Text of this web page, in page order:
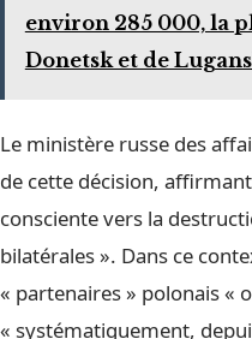
environ 285 000, la
Donetsk et de
Le ministère russe des
de cette décision, affirmant
consciente vers la
bilatérales ». Dans ce
« partenaires » polonais «
« systématiquement,